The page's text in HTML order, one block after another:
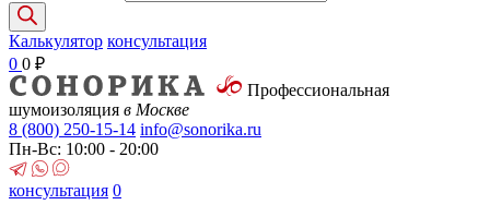
Калькулятор консультация
0 0 ₽
Профессиональная
шумоизоляция в Москве
8 (800) 250-15-14 info@sonorika.ru
Пн-Вс: 10:00 - 20:00
консультация 0